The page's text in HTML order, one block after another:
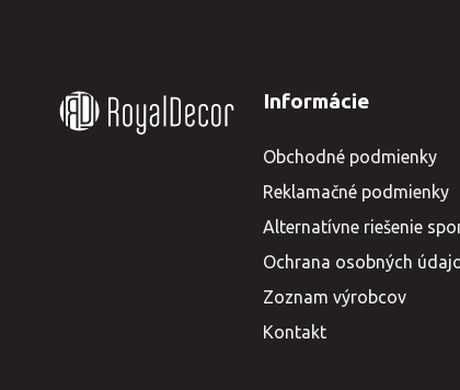
Informácie
Obchodné podmienky
Reklamačné podmienky
Alternatívne riešenie
Ochrana osobných
Zoznam výrobcov
Kontakt